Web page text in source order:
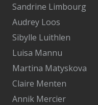
Sandrine Limbourg
Audrey Loos
Sibylle Luithlen
Luisa Mannu
Martina Matyskova
Claire Menten
Annik Mercier